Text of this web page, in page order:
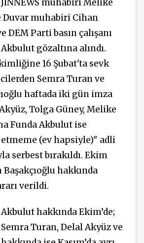
muhabiri Melike
Duvar muhabiri Cihan
DEM Parti basın çalışanı
gözaltına alındı.
16 Şubat'ta sevk
Semra Turan ve
haftada iki gün imza
Tolga Güney, Melike
Funda Akbulut ise
(ev hapsiyle)" adli
serbest bırakıldı. Ekim
Başakçıoğlu hakkında
verildi.
hakkında Ekim’de;
Turan, Delal Akyüz ve